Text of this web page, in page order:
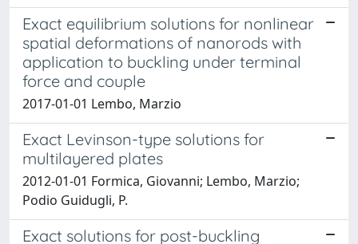
Exact equilibrium solutions for nonlinear
spatial deformations of nanorods with
application to buckling under terminal
force and couple
2017-01-01 Lembo, Marzio
Exact Levinson-type solutions for
multilayered plates
2012-01-01 Formica, Giovanni; Lembo, Marzio;
Podio Guidugli, P.
Exact solutions for post-buckling